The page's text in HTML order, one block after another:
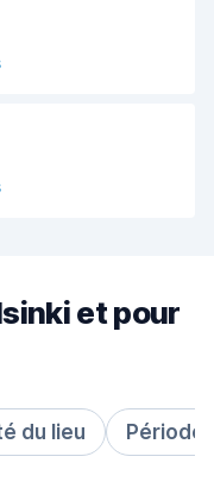
et pour
du lieu Période